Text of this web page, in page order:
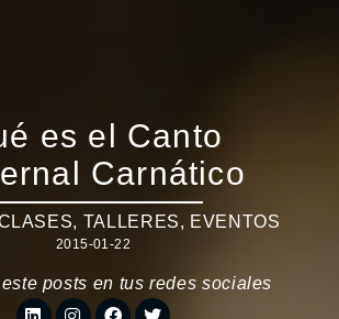
es el Canto
Carnático
TALLERES, EVENTOS
2015-01-22
posts en tus redes sociales